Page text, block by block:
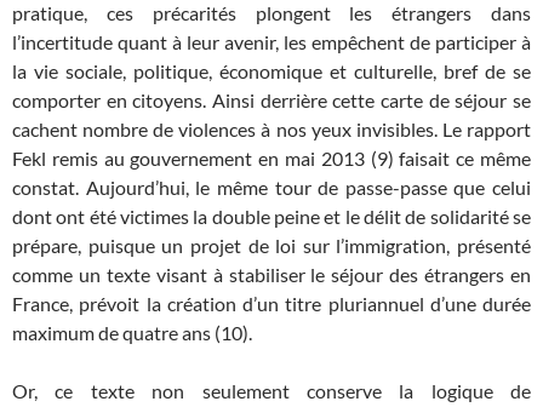
pratique, ces précarités plongent les étrangers dans
l’incertitude quant à leur avenir, les empêchent de participer à
la vie sociale, politique, économique et culturelle, bref de se
comporter en citoyens. Ainsi derrière cette carte de séjour se
cachent nombre de violences à nos yeux invisibles. Le rapport
Fekl remis au gouvernement en mai 2013 (9) faisait ce même
constat. Aujourd’hui, le même tour de passe-passe que celui
dont ont été victimes la double peine et le délit de solidarité se
prépare, puisque un projet de loi sur l’immigration, présenté
comme un texte visant à stabiliser le séjour des étrangers en
France, prévoit la création d’un titre pluriannuel d’une durée
maximum de quatre ans (10).
Or, ce texte non seulement conserve la logique de